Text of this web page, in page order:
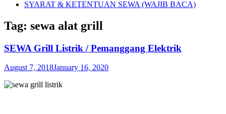
SYARAT & KETENTUAN SEWA (WAJIB BACA)
Tag: sewa alat grill
SEWA Grill Listrik / Pemanggang Elektrik
August 7, 2018January 16, 2020